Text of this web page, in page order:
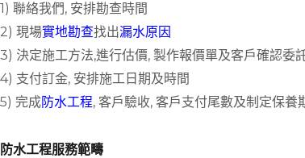
1) 聯絡我們, 安排勘查時間
2) 現場實地勘查找出漏水原因
3) 決定施工方法,進行估價, 製作報價單及客戶確認委
4) 支付訂金, 安排施工日期及時間
5) 完成防水工程, 客戶驗收, 客戶支付尾數及制定保養
防水工程服務範疇